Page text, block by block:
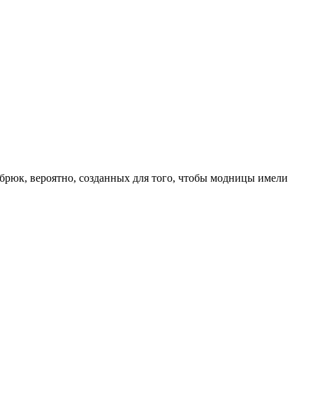
вероятно, созданных для того, чтобы модницы имели